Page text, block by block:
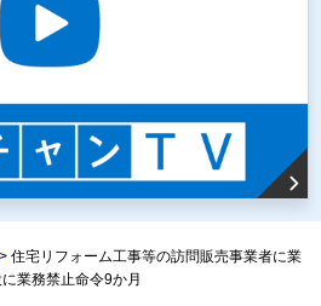
> 住宅リフォーム工事等の訪問販売事業者に業
業務禁止命令9か月